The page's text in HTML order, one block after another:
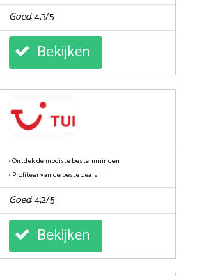
Goed: 4,3/5
Bekijken
• Ontdek de mooiste bestemmingen
• Profiteer van de beste deals
Goed: 4,2/5
Bekijken